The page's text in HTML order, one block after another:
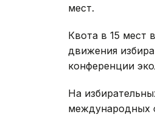
мест.
Квота в 15 мест
движения
конференции
На
международных